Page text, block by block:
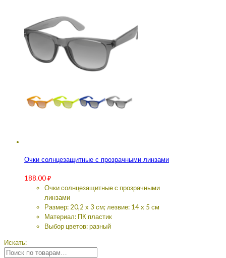
Очки солнцезащитные с прозрачными линзами
188.00₽
Очки солнцезащитные с прозрачными
линзами
Размер: 20,2 х 3 см; лезвие: 14 x 5 см
Материал: ПК пластик
Выбор цветов: разный
Искать: